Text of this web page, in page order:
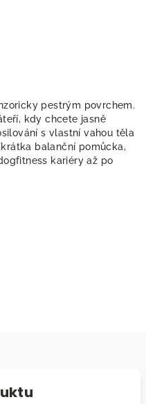
pestrým povrchem.
kdy chcete jasně
s vlastní vahou těla
balanční pomůcka,
kariéry až po